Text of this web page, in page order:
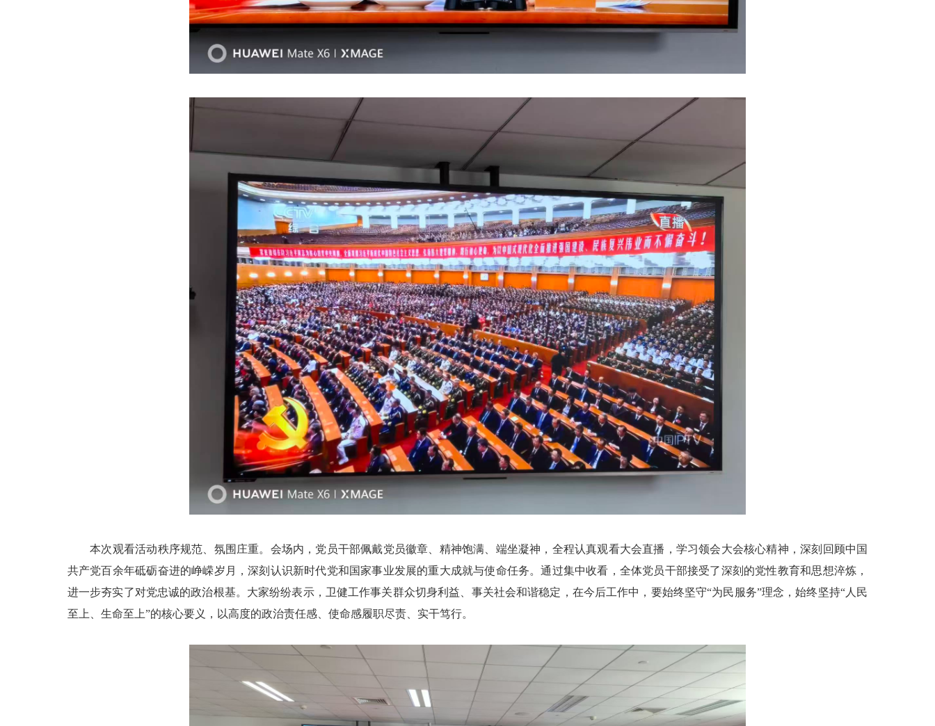
本次观看活动秩序规范、氛围庄重。会场内，党员干部佩戴党员徽章、精神饱满、端坐凝神，全程认真观看大会直播，学习领会大会核心精神，深刻回顾中国
共产党百余年砥砺奋进的峥嵘岁月，深刻认识新时代党和国家事业发展的重大成就与使命任务。通过集中收看，全体党员干部接受了深刻的党性教育和思想淬炼，
进一步夯实了对党忠诚的政治根基。大家纷纷表示，卫健工作事关群众切身利益、事关社会和谐稳定，在今后工作中，要始终坚守“为民服务”理念，始终坚持“人民
至上、生命至上”的核心要义，以高度的政治责任感、使命感履职尽责、实干笃行。